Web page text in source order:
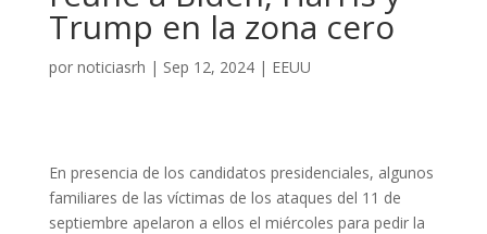
Trump en la zona cero
por noticiasrh | Sep 12, 2024| EEUU
En presencia de los candidatos presidenciales, algunos
familiares de las víctimas de los ataques del 11 de
septiembre apelaron a ellos el miércoles para pedir la